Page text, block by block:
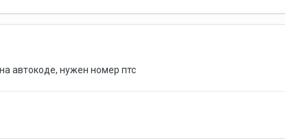
автокоде, нужен номер птс